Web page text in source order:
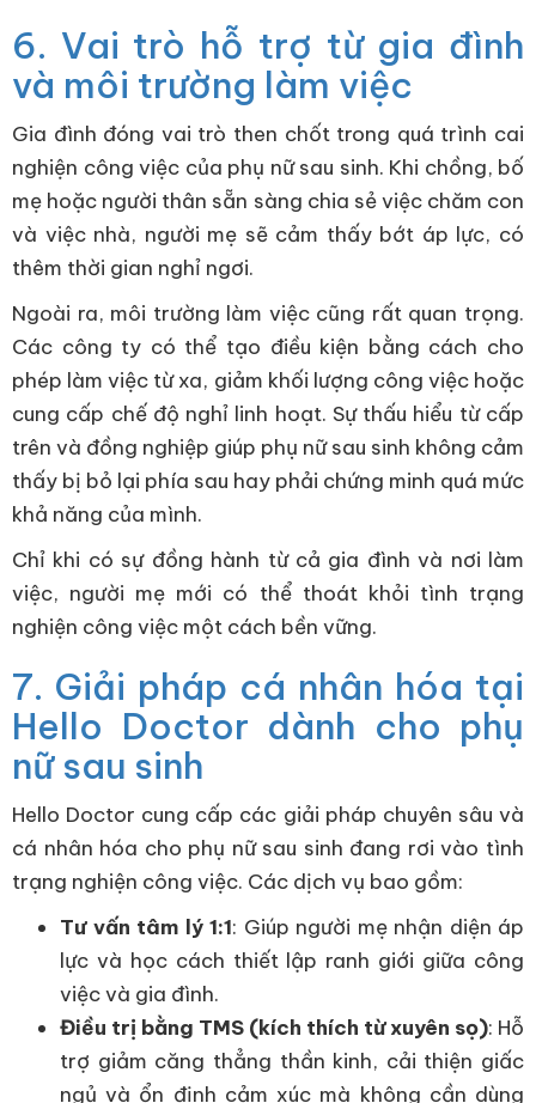
6. Vai trò hỗ trợ từ gia đình
và môi trường làm việc
Gia đình đóng vai trò then chốt trong quá trình cai
nghiện công việc của phụ nữ sau sinh. Khi chồng, bố
mẹ hoặc người thân sẵn sàng chia sẻ việc chăm con
và việc nhà, người mẹ sẽ cảm thấy bớt áp lực, có
thêm thời gian nghỉ ngơi.
Ngoài ra, môi trường làm việc cũng rất quan trọng.
Các công ty có thể tạo điều kiện bằng cách cho
phép làm việc từ xa, giảm khối lượng công việc hoặc
cung cấp chế độ nghỉ linh hoạt. Sự thấu hiểu từ cấp
trên và đồng nghiệp giúp phụ nữ sau sinh không cảm
thấy bị bỏ lại phía sau hay phải chứng minh quá mức
khả năng của mình.
Chỉ khi có sự đồng hành từ cả gia đình và nơi làm
việc, người mẹ mới có thể thoát khỏi tình trạng
nghiện công việc một cách bền vững.
7. Giải pháp cá nhân hóa tại
Hello Doctor dành cho phụ
nữ sau sinh
Hello Doctor cung cấp các giải pháp chuyên sâu và
cá nhân hóa cho phụ nữ sau sinh đang rơi vào tình
trạng nghiện công việc. Các dịch vụ bao gồm:
Tư vấn tâm lý 1:1: Giúp người mẹ nhận diện áp
lực và học cách thiết lập ranh giới giữa công
việc và gia đình.
Điều trị bằng TMS (kích thích từ xuyên sọ): Hỗ
trợ giảm căng thẳng thần kinh, cải thiện giấc
ngủ và ổn định cảm xúc mà không cần dùng